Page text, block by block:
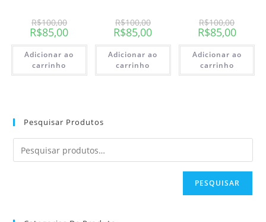
R$100,00
R$85,00
Adicionar ao
carrinho
R$100,00
R$85,00
Adicionar ao
carrinho
R$100,00
R$85,00
Adicionar ao
carrinho
Pesquisar Produtos
PESQUISAR